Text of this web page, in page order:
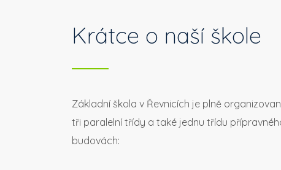
Krátce o naší škole
Základní škola v Řevnicích je plně
tři paralelní třídy a také jednu třídu
budovách: